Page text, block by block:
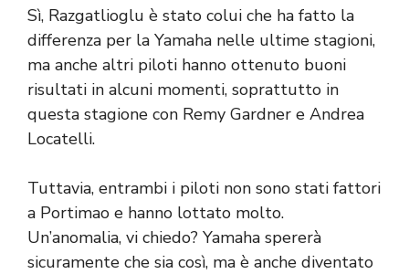
Sì, Razgatlioglu è stato colui che ha fatto la
differenza per la Yamaha nelle ultime stagioni,
ma anche altri piloti hanno ottenuto buoni
risultati in alcuni momenti, soprattutto in
questa stagione con Remy Gardner e Andrea
Locatelli.
Tuttavia, entrambi i piloti non sono stati fattori
a Portimao e hanno lottato molto.
Un’anomalia, vi chiedo? Yamaha spererà
sicuramente che sia così, ma è anche diventato